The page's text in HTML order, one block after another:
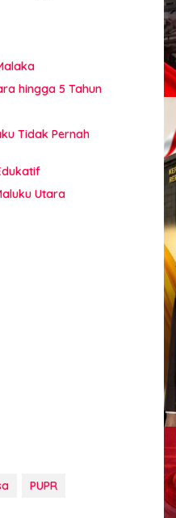
hingga 5 Tahun
Tidak Pernah
Utara
PUPR